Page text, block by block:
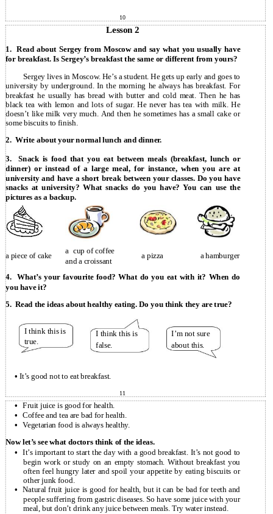
10
Lesson 2
1. Read about Sergey from Moscow and say what you usually have
for breakfast. Is Sergey’s breakfast the same or different from yours?
Sergey lives in Moscow. He’s a student. He gets up early and goes to
university by underground. In the morning he always has breakfast. For
breakfast he usually has bread with butter and cold meat. Then he has
black tea with lemon and lots of sugar. He never has tea with milk. He
doesn’t like milk very much. And then he sometimes has a small cake or
some biscuits to finish.
2. Write about your normal lunch and dinner.
3. Snack is food that you eat between meals (breakfast, lunch or
dinner) or instead of a large meal, for instance, when you are at
university and have a short break between your classes. Do you have
snacks at university? What snacks do you have? You can use the
pictures as a backup.
a piece of cake
a cup of coffee
a pizza a hamburger
and a croissant
4. What’s your favourite food? What do you eat with it? When do
you have it?
5. Read the ideas about healthy eating. Do you think they are true?
I think this is I think this is
I’m not sure
true.
false. about this.
• It’s good not to eat breakfast.
11
• Fruit juice is good for health.
• Coffee and tea are bad for health.
•
Vegetarian food is always healthy.
Now let’s see what doctors think of the ideas.
•
It’s important to start the day with a good breakfast. It’s not good to
begin work or study on an empty stomach. Without breakfast you
often feel hungry later and spoil your appetite by eating biscuits or
other junk food.
•
Natural fruit juice is good for health, but it can be bad for teeth and
people suffering from gastric diseases. So have some juice with your
meal, but don’t drink any juice between meals. Try water instead.